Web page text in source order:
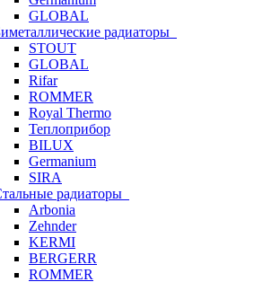
GLOBAL
радиаторы
STOUT
GLOBAL
Rifar
ROMMER
Royal Thermo
Теплоприбор
BILUX
Germanium
SIRA
радиаторы
Arbonia
Zehnder
KERMI
BERGERR
ROMMER